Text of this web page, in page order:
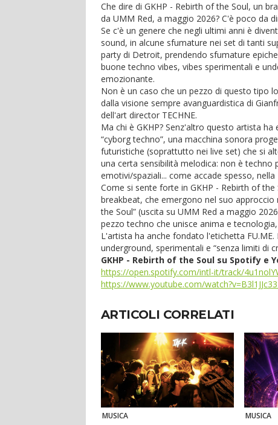
Che dire di GKHP - Rebirth of the Soul, un
da UMM Red, a maggio 2026? C'è poco da
Se c'è un genere che negli ultimi anni è
sound, in alcune sfumature nei set di tanti
party di Detroit, prendendo sfumature
buone techno vibes, vibes sperimentali e
emozionante.
Non è un caso che un pezzo di questo tipo
dalla visione sempre avanguardistica di
dell'art director TECHNE.
Ma chi è GKHP? Senz'altro questo artista
“cyborg techno”, una macchina sonora
futuristiche (soprattutto nei live set) che si
una certa sensibilità melodica: non è
emotivi/spaziali... come accade spesso,
Come si sente forte in GKHP - Rebirth of
breakbeat, che emergono nel suo
the Soul” (uscita su UMM Red a maggio
pezzo techno che unisce anima e
L'artista ha anche fondato l'etichetta
underground, sperimentali e “senza limiti di
GKHP - Rebirth of the Soul su Spotify e
https://open.spotify.com/intl-it/track/
https://www.youtube.com/
ARTICOLI CORRELATI
MUSICA MUSICA